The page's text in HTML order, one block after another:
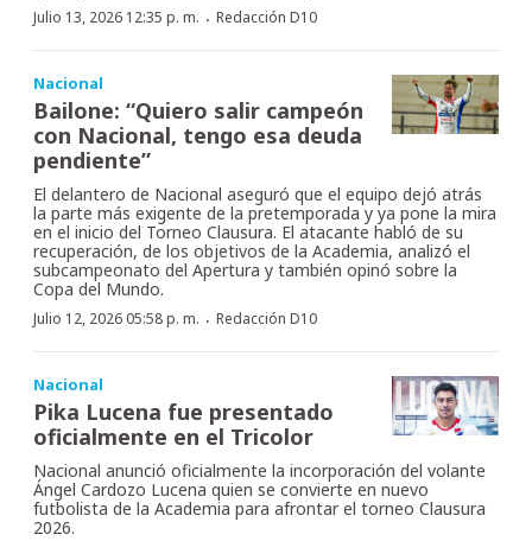
Julio 13, 2026 12:35 p. m. · Redacción D10
Nacional
Bailone: “Quiero salir campeón
con Nacional, tengo esa deuda
pendiente”
El delantero de Nacional aseguró que el equipo dejó atrás
la parte más exigente de la pretemporada y ya pone la mira
en el inicio del Torneo Clausura. El atacante habló de su
recuperación, de los objetivos de la Academia, analizó el
subcampeonato del Apertura y también opinó sobre la
Copa del Mundo.
Julio 12, 2026 05:58 p. m. · Redacción D10
Nacional
Pika Lucena fue presentado
oficialmente en el Tricolor
Nacional anunció oficialmente la incorporación del volante
Ángel Cardozo Lucena quien se convierte en nuevo
futbolista de la Academia para afrontar el torneo Clausura
2026.